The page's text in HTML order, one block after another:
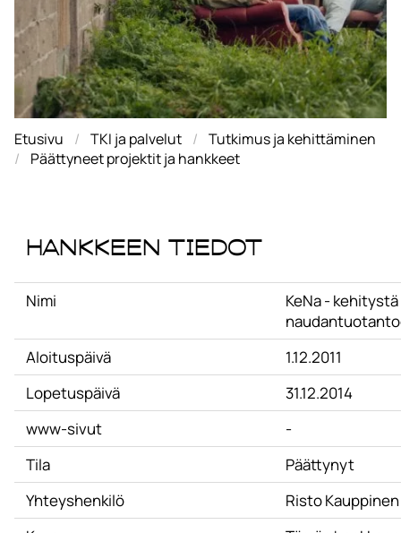
Etusivu TKI ja palvelut
Tutkimus ja kehittäminen
Päättyneet projektit ja hankkeet
Hankkeen tiedot
Nimi
KeNa - kehitystä
Aloituspäivä
1.12.2011
Lopetuspäivä
31.12.2014
www-sivut
-
Tila
Päättynyt
Yhteyshenkilö
Risto Kauppinen